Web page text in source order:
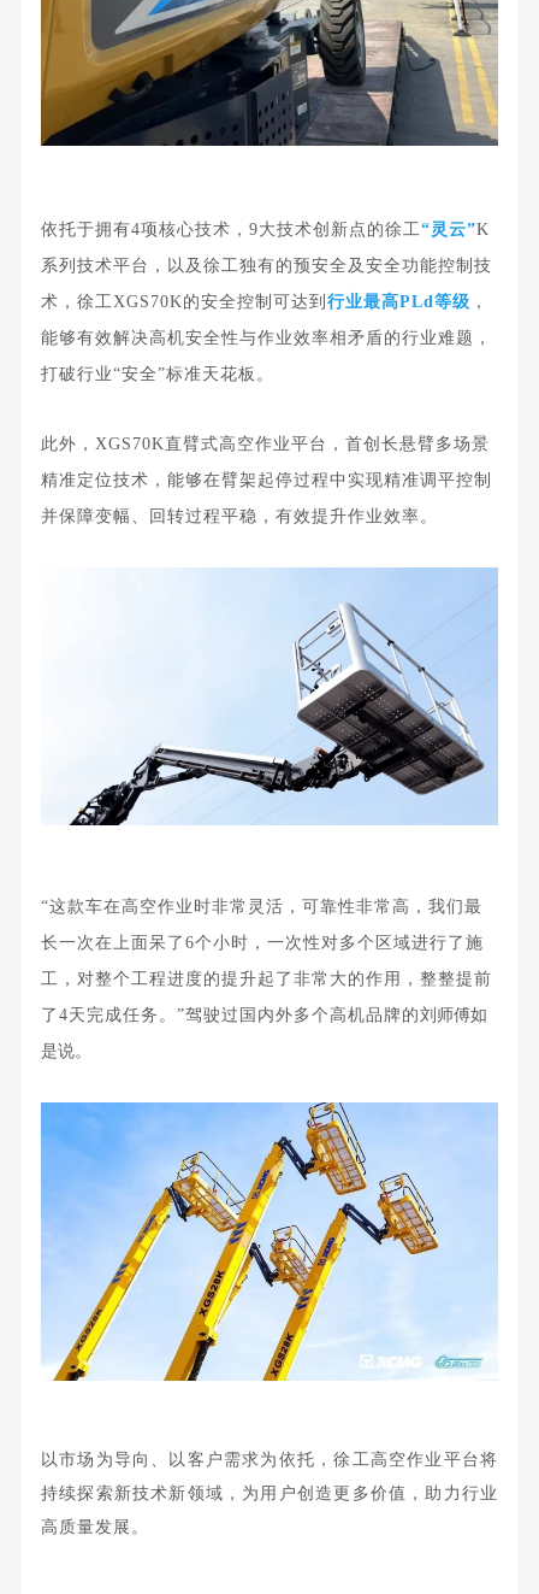
依托于拥有4项核心技术，9大技术创新点的徐工 “灵云”K
系列技术平台，以及 徐工独有的预安全及安全功能控制技
术 ，徐工XGS70K的安全控制可达到 行业最高PLd等级 ，
能够有效解决高机安全性与作业效率相矛盾的行业难题 ，
打破行业“安全”标准天花板。
此外，XGS70K直臂式高空作业平台，首创长悬臂多场景
精准定位技术，能够在臂架起停过程中实现精准调平控制
并保障变幅、回转过程平稳，有效提升作业效率。
“这款车在高空作业时非常灵活，可靠性非常高，我们最
长一次在上面呆了6个小时，一次性对多个区域进行了施
工，对整个工程进度的提升起了非常大的作用，整整提前
了4天完成任务。”驾驶过国内外多个高机品牌的刘师傅如
是说。
以市场为导向、以客户需求为依托，徐工高空作业平台将
持续探索新技术新领域，为用户创造更多价值，助力行业
高质量发展。